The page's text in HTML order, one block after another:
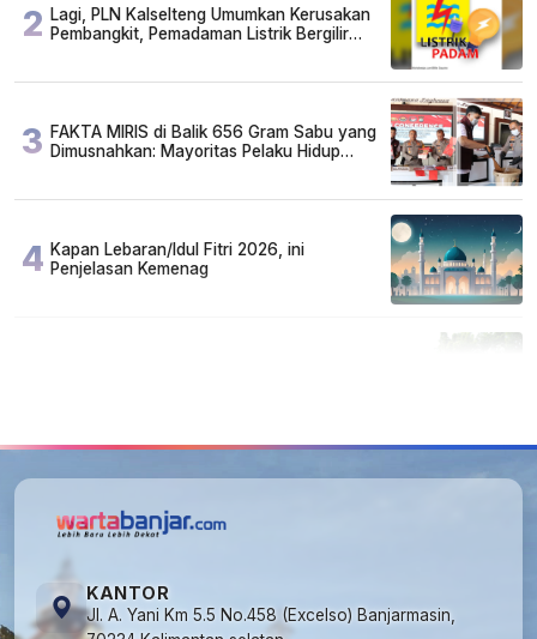
2 Lagi, PLN Kalselteng Umumkan Kerusakan
Pembangkit, Pemadaman Listrik Bergilir
3 FAKTA MIRIS di Balik 656 Gram Sabu yang
Dimusnahkan: Mayoritas Pelaku Hidup
4 Kapan Lebaran/Idul Fitri 2026, ini
Penjelasan Kemenag
KANTOR
Jl. A. Yani Km 5.5 No.458 (Excelso) Banjarmasin,